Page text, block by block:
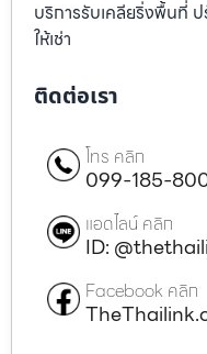
บริการรับเคลียริ่งพื้นที่
ให้เช่า
ติดต่อเรา
โทร คลิก
099-185-
แอดไลน์ คลิก
ID:
Facebook คลิก